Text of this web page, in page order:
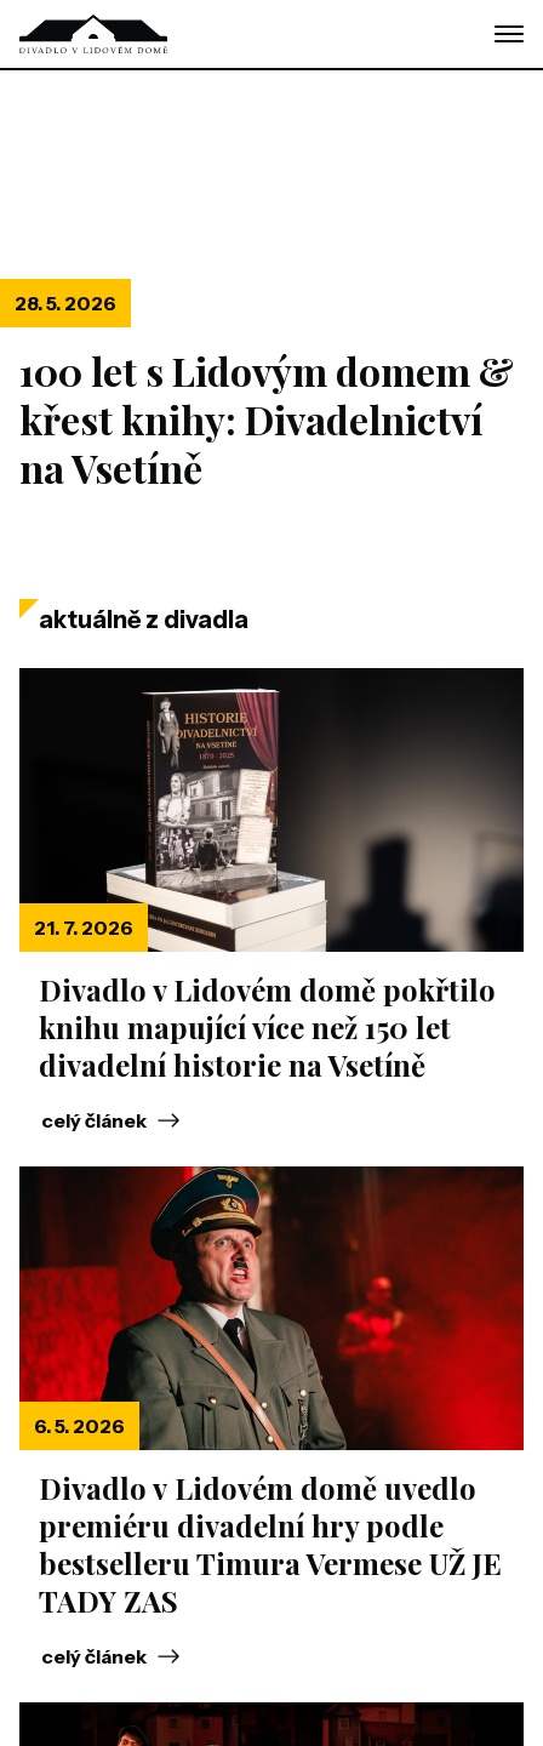
the
28. 5. 2026
100 let s Lidovým domem &
křest knihy: Divadelnictví
na Vsetíně
aktuálně z divadla
21. 7. 2026
Divadlo v Lidovém domě pokřtilo
knihu mapující více než 150 let
divadelní historie na Vsetíně
celý článek
6. 5. 2026
Divadlo v Lidovém domě uvedlo
premiéru divadelní hry podle
bestselleru Timura Vermese UŽ JE
TADY ZAS
celý článek